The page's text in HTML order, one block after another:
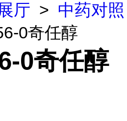
厅 > 中药对照
0奇任醇
0奇任醇